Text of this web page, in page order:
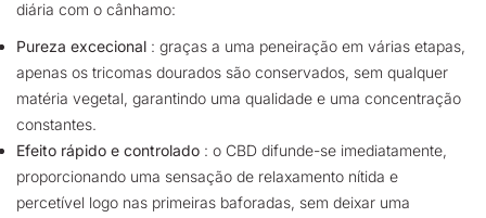
diária com o cânhamo:
Pureza excecional : graças a uma peneiração em várias etapas,
apenas os tricomas dourados são conservados, sem qualquer
matéria vegetal, garantindo uma qualidade e uma concentração
constantes.
Efeito rápido e controlado : o CBD difunde-se imediatamente,
proporcionando uma sensação de relaxamento nítida e
percetível logo nas primeiras baforadas, sem deixar uma